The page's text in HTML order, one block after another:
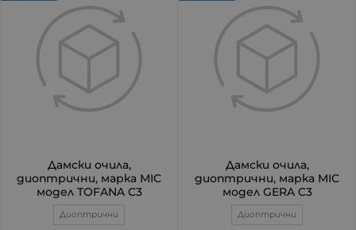
Дамски очила,
диоптрични, марка MIC
модел TOFANA С3
Диоптрични
Дамски очила,
диоптрични, марка MIC
модел GERA C3
Диоптрични